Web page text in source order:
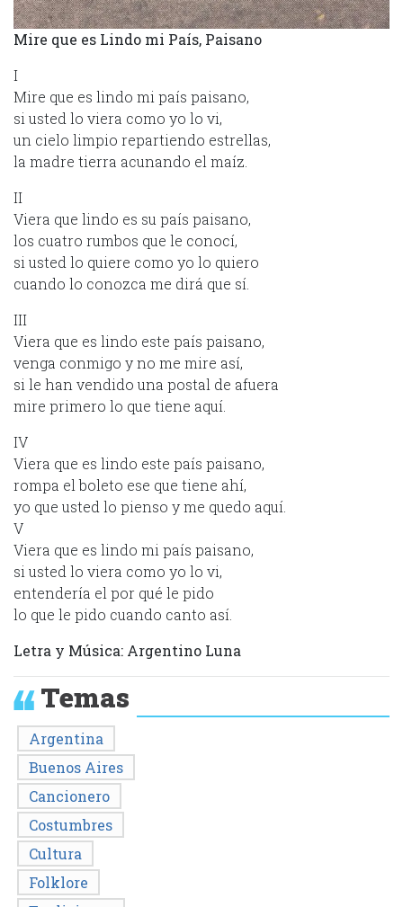
Mire que es Lindo mi País, Paisano
I
Mire que es lindo mi país paisano,
si usted lo viera como yo lo vi,
un cielo limpio repartiendo estrellas,
la madre tierra acunando el maíz.
II
Viera que lindo es su país paisano,
los cuatro rumbos que le conocí,
si usted lo quiere como yo lo quiero
cuando lo conozca me dirá que sí.
III
Viera que es lindo este país paisano,
venga conmigo y no me mire así,
si le han vendido una postal de afuera
mire primero lo que tiene aquí.
IV
Viera que es lindo este país paisano,
rompa el boleto ese que tiene ahí,
yo que usted lo pienso y me quedo aquí.
V
Viera que es lindo mi país paisano,
si usted lo viera como yo lo vi,
entendería el por qué le pido
lo que le pido cuando canto así.
Letra y Música: Argentino Luna
Temas
Argentina
Buenos Aires
Cancionero
Costumbres
Cultura
Folklore